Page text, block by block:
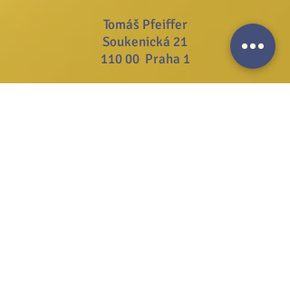
Tomáš Pfeiffer
Soukenická 21
110 00 Praha 1